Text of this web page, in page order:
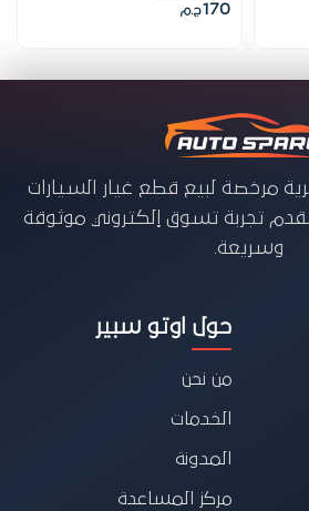
170ج.م
مرخصة لبيع قطع غيار السيارات
تقدم تجربة تسوق إلكتروني موثوقة
وسريعة.
حول اوتو سبير
من نحن
الخدمات
المدونة
مركز المساعدة